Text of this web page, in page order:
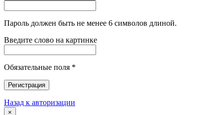
Пароль должен быть не менее 6 символов длиной.
Введите слово на картинке
Обязательные поля *
Регистрация
Назад к авторизации
×